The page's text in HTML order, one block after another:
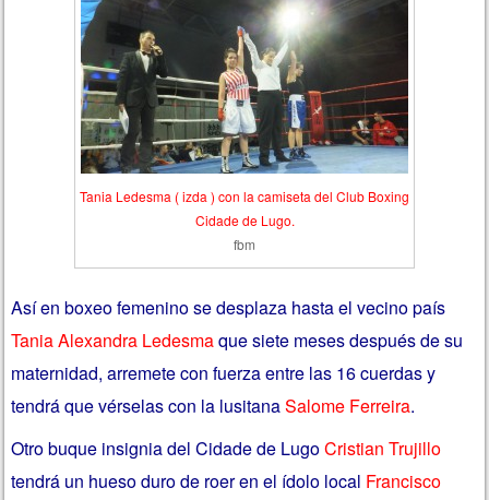
Tania Ledesma ( izda ) con la camiseta del Club Boxing
Cidade de Lugo.
fbm
Así en boxeo femenino se desplaza hasta el vecino país
Tania Alexandra Ledesmaque siete meses después de su
maternidad, arremete con fuerza entre las 16 cuerdas y
tendrá que vérselas con la lusitanaSalome Ferreira.
Otro buque insignia del Cidade de LugoCristian Trujillo
tendrá un hueso duro de roer en el ídolo local Francisco